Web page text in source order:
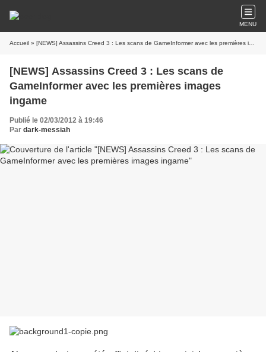
MENU
Accueil » [NEWS] Assassins Creed 3 : Les scans de GameInformer avec les premières images ingame
[NEWS] Assassins Creed 3 : Les scans de
GameInformer avec les premières images
ingame
Publié le 02/03/2012 à 19:46
Par dark-messiah